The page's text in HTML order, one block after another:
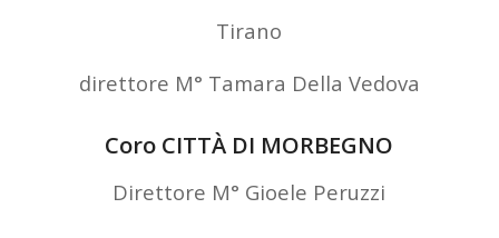
Tirano
direttore M° Tamara Della Vedova
Coro CITTÀ DI MORBEGNO
Direttore M° Gioele Peruzzi